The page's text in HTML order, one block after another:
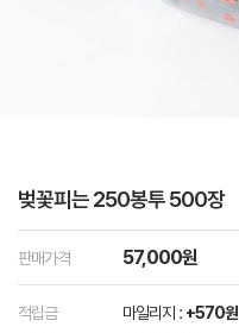
벚꽃피는 250봉투 500장
판매가격 57,000원
적립금 마일리지 : +570원